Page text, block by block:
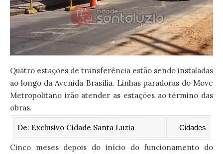
Quatro estações de transferência estão sendo instaladas
ao longo da Avenida Brasília. Linhas paradoras do Move
Metropolitano irão atender as estações ao término das
obras.
De: Exclusivo Cidade Santa Luzia Cidades
Cinco meses depois do início do funcionamento do